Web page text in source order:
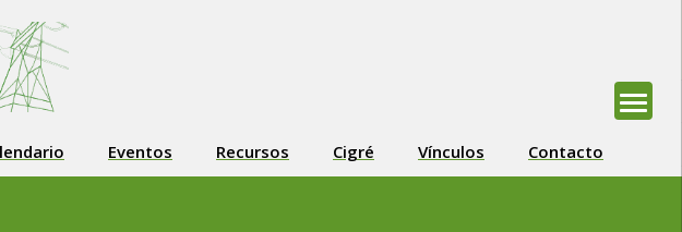
Eventos Recursos Cigré Vínculos Contacto